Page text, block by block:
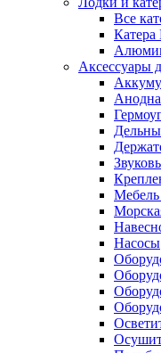
Все
Катера
Аксессуары
Мебель
Насосы